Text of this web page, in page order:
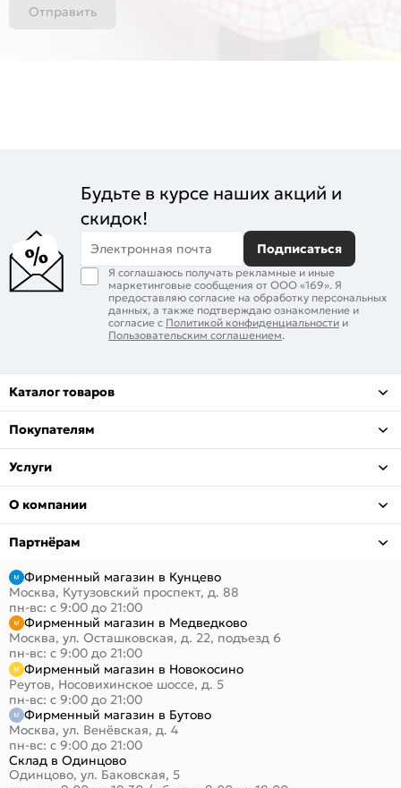
Отправить
Будьте в курсе наших акций и
скидок!
Электронная почта Подписаться
Я соглашаюсь получать рекламные и иные
маркетинговые сообщения от ООО «169». Я
предоставляю согласие на обработку персональных
данных, а также подтверждаю ознакомление и
согласие с Политикой конфиденциальности и
Пользовательским соглашением.
Каталог товаров
Покупателям
Услуги
О компании
Партнёрам
Фирменный магазин в Кунцево
Москва, Кутузовский проспект, д. 88
пн-вс: с 9:00 до 21:00
Фирменный магазин в Медведково
Москва, ул. Осташковская, д. 22, подъезд 6
пн-вс: с 9:00 до 21:00
Фирменный магазин в Новокосино
Реутов, Носовихинское шоссе, д. 5
пн-вс: с 9:00 до 21:00
Фирменный магазин в Бутово
Москва, ул. Венёвская, д. 4
пн-вс: с 9:00 до 21:00
Склад в Одинцово
Одинцово, ул. Баковская, 5